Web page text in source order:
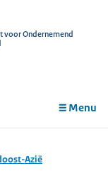
voor Ondernemend
Menu
Azië